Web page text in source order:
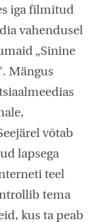
iga filmitud
vahendusel
„Sinine
Mängus
võtab
lapsega
teel
tema
kus ta peab